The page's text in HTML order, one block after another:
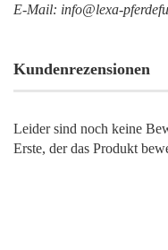
E-Mail: info@lexa-
Kundenrezensionen
Leider sind noch keine
Erste, der das Produkt